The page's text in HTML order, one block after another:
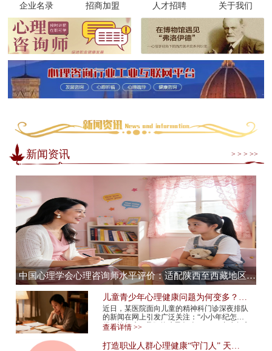
企业名录 招商加盟 人才招聘 关于我们
新闻资讯 > > > >>
中国心理学会心理咨询师水平评价：适配陕西至西藏地区，心理咨询师水平评价全流程服务提供商
儿童青少年心理健康问题为何变多？应
该如何预防？
近日，某医院面向儿童的精神科门诊深夜排队
的新闻在网上引发广泛关注：“小小年纪怎么
得了抑郁症”“我们的孩子怎么了”……青少年心
查看详情 >>
打造职业人群心理健康“守门人” 天津